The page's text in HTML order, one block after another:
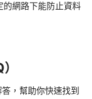
網路下能防止資料
，幫助你快速找到